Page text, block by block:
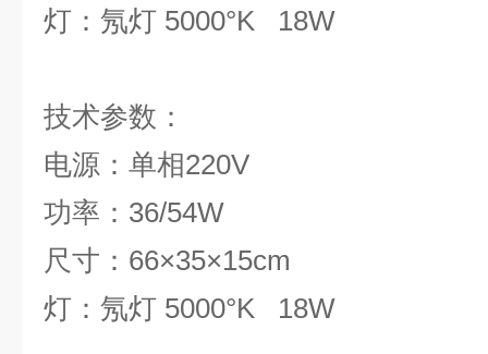
灯：氖灯 5000°K 18W
技术参
电源：单相220V
功率：36/54W
尺寸：66×35×15cm
灯：氖灯 5000°K 18W